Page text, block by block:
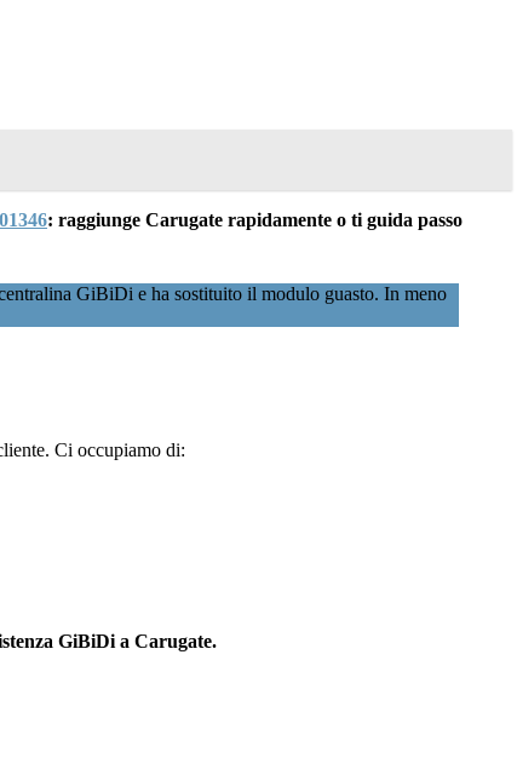
: raggiunge Carugate rapidamente o ti guida passo
GiBiDi e ha sostituito il modulo guasto. In meno
Ci occupiamo di:
GiBiDi a Carugate.